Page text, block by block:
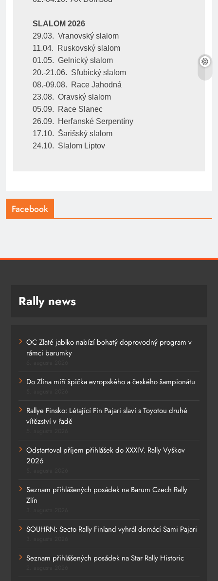
SLALOM 2026
29.03.  Vranovský slalom
11.04.  Ruskovský slalom
01.05.  Gelnický slalom
20.-21.06.  Sľubický slalom
08.-09.08.  Race Jahodná
23.08.  Oravský slalom
05.09.  Race Slanec
26.09.  Herľanské Serpentíny
17.10.  Šarišský slalom
24.10.  Slalom Liptov
Facebook
Rally news
OC Zlaté jablko nabízí bohatý doprovodný program v
rámci barumky
Do Zlína míří špička evropského a českého šampionátu
Rallye Finsko: Létající Fin Pajari slaví s Toyotou druhé
vítězství v řadě
Odstartoval příjem přihlášek do XXXIV. Rally Vyškov
2026
Seznam přihlášených posádek na Barum Czech Rally
Zlín
SOUHRN: Secto Rally Finland vyhrál domácí Sami Pajari
Seznam přihlášených posádek na Star Rally Historic